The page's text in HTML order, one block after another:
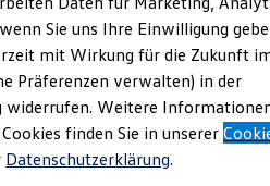
Sie uns Ihre Einwilligung
mit Wirkung für die Zukunft
Präferenzen verwalten) in der
widerrufen. Weitere
finden Sie in unserer
Datenschutzerklärung.